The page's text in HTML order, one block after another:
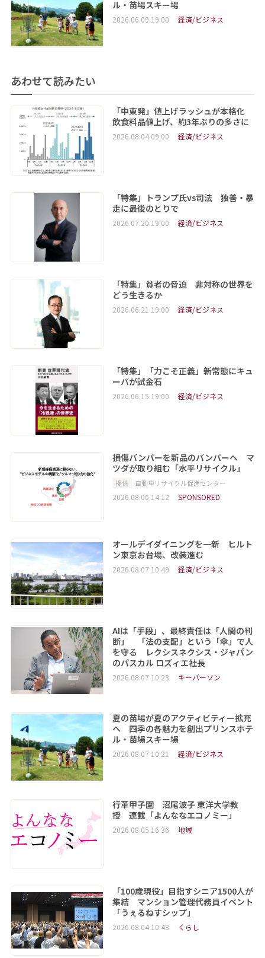
ル・苗場スキー場
2026.06.09 19:00 経済/ビジネス
あわせて読みたい
「中東発」値上げラッシュが本格化
飲食料品値上げ、約3年ぶりの多さに
2026.08.04 09:00 経済/ビジネス
「特集」トランプ氏vs司法 独善・暴
走に最後のとりで
2026.07.20 19:00 経済/ビジネス
「特集」貧者の脅迫 非対称の世界を
どう生きるか
2026.06.21 19:00 経済/ビジネス
「特集」「力こそ正義」新常態にキュ
ーバが試金石
2026.06.15 19:00 経済/ビジネス
損傷バンパーを新品のバンパーへ マ
ツダが取り組む「水平リサイクル」
提供 自動車リサイクル促進センター
2026.08.06 14:12 SPONSORED
オールデイダイニングを一新 ヒルト
ン東京お台場、改装進む
2026.08.07 10:49 経済/ビジネス
AIは「手段」、最終責任は「人間の判
断」 「法の支配」という「傘」で人
を守る レクシスネクシス・ジャパン
のパスカル ロズィエ社長
2026.08.07 10:23 キーパーソン
夏の苗場が夏のアクティビティー拡充
へ 四季の各魅力を創出プリンスホテ
ル・苗場スキー場
2026.08.07 10:21 経済/ビジネス
行革甲子園 沼尾波子 東洋大学教
授 連載「よんななエコノミー」
2026.08.05 16:36 地域
「100歳現役」目指すシニア1500人が
集結 マンション管理代務員イベント
「うぇるねすシップ」
2026.08.04 10:48 くらし